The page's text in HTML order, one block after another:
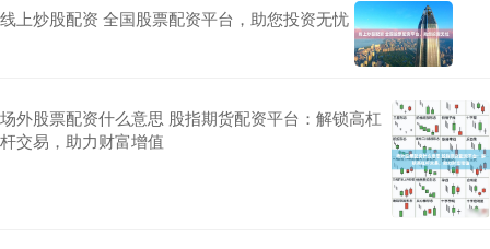
线上炒股配资 全国股票配资平台，助您投资无忧
场外股票配资什么意思 股指期货配资平台：解锁高杠
杆交易，助力财富增值